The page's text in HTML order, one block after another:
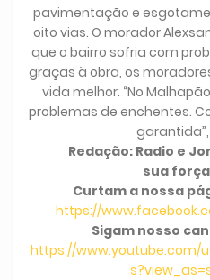
pavimentação e
oito vias. O morador
que o bairro sofria com
graças à obra, os
vida melhor. “No
problemas de enchentes.
Redação: Radio e
sua
Curtam a nossa
https://
Sigam nosso
https://www.youtube.com/